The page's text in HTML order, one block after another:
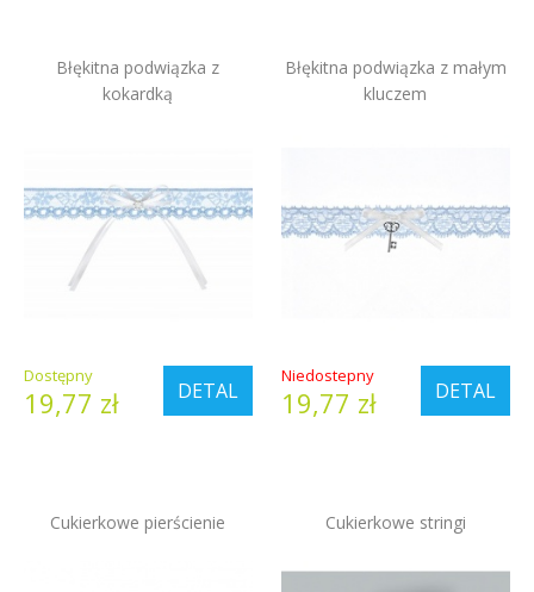
Błękitna podwiązka z
kokardką
DETAL
Dostępny
19,77 zł
Błękitna podwiązka z małym
kluczem
DETAL
Niedostepny
19,77 zł
Cukierkowe pierścienie Cukierkowe stringi